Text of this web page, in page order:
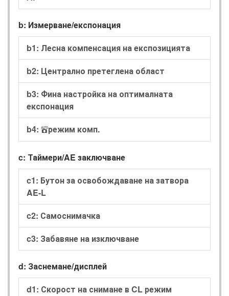
b: Измерване/експонация
b1: Лесна компенсация на експозицията
b2: Централно претеглена област
b3: Фина настройка на оптималната
експонация
b4: bрежим комп.
c: Таймери/AE заключване
c1: Бутон за освобождаване на затвора
AE-L
c2: Самоснимачка
c3: Забавяне на изключване
d: Заснемане/дисплей
d1: Скорост на снимане в CL режим